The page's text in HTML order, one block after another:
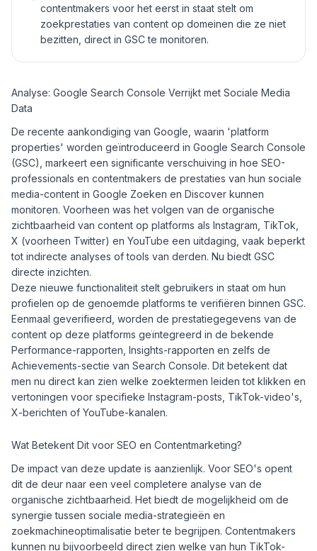
contentmakers voor het eerst in staat stelt om
zoekprestaties van content op domeinen die ze niet
bezitten, direct in GSC te monitoren.
Analyse: Google Search Console Verrijkt met Sociale Media
Data
De recente aankondiging van Google, waarin 'platform
properties' worden geïntroduceerd in Google Search Console
(GSC), markeert een significante verschuiving in hoe SEO-
professionals en contentmakers de prestaties van hun sociale
media-content in Google Zoeken en Discover kunnen
monitoren. Voorheen was het volgen van de organische
zichtbaarheid van content op platforms als Instagram, TikTok,
X (voorheen Twitter) en YouTube een uitdaging, vaak beperkt
tot indirecte analyses of tools van derden. Nu biedt GSC
directe inzichten.
Deze nieuwe functionaliteit stelt gebruikers in staat om hun
profielen op de genoemde platforms te verifiëren binnen GSC.
Eenmaal geverifieerd, worden de prestatiegegevens van de
content op deze platforms geïntegreerd in de bekende
Performance-rapporten, Insights-rapporten en zelfs de
Achievements-sectie van Search Console. Dit betekent dat
men nu direct kan zien welke zoektermen leiden tot klikken en
vertoningen voor specifieke Instagram-posts, TikTok-video's,
X-berichten of YouTube-kanalen.
Wat Betekent Dit voor SEO en Contentmarketing?
De impact van deze update is aanzienlijk. Voor SEO's opent
dit de deur naar een veel completere analyse van de
organische zichtbaarheid. Het biedt de mogelijkheid om de
synergie tussen sociale media-strategieën en
zoekmachineoptimalisatie beter te begrijpen. Contentmakers
kunnen nu bijvoorbeeld direct zien welke van hun TikTok-